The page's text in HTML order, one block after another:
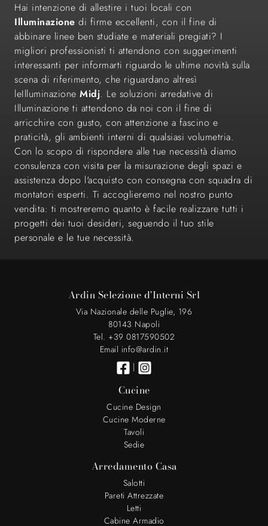
Hai intenzione di allestire i tuoi locali con
Illuminazione di firme eccellenti, con il fine di
abbinare linee ben studiate e materiali pregiati? I
migliori professionisti ti attendono con suggerimenti
interessanti per informarti riguardo le ultime novità sulla
scena di riferimento, che riguardano altresì
leIlluminazione Midj. Le soluzioni arredative di
Illuminazione ti attendono da noi con il fine di
arricchire con gusto, con attenzione a fascino e
praticità, gli ambienti interni di qualsiasi volumetria.
Con lo scopo di rispondere alle tue necessità diamo
consulenza con visita per la misurazione degli spazi e
assistenza dopo l'acquisto con consegna con squadra di
montatori esperti. Ti accoglieremo nel nostro punto
vendita: ti mostreremo quanto è facile realizzare tutti i
progetti dei tuoi desideri, seguendo il tuo stile
personale e le tue necessità.
Ardin Selezione d'Interni Srl
Via Nazionale delle Puglie, 196
80143 Napoli
Tel. +39 0817590502
Email info@ardin.it
|
Cucine
Cucine Design
Cucine Moderne
Tavoli
Sedie
Arredamento Casa
Salotti
Pareti Attrezzate
Letti
Cabine Armadio